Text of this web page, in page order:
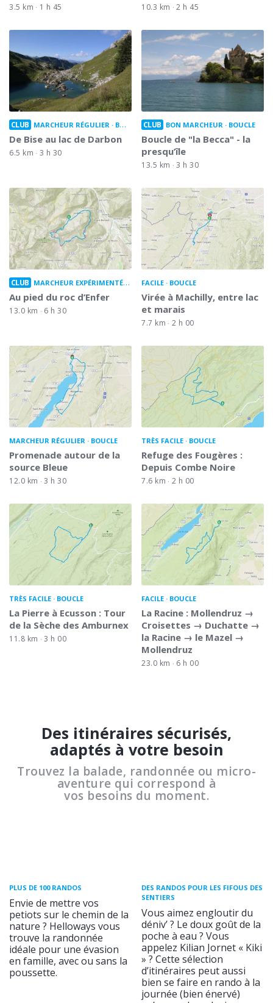
3.5 km 1 h 45 10.3 km 2 h 45
CLUB MARCHEUR RÉGULIER BOUCLE
De Bise au lac de Darbon
6.5 km 3 h 30
CLUB BON MARCHEUR BOUCLE
Boucle de "la Becca" - la
presqu’île
13.5 km 3 h 30
CLUB MARCHEUR EXPÉRIMENTÉ BOUCLE
Au pied du roc d’Enfer
13.0 km 6 h 30
FACILE BOUCLE
Virée à Machilly, entre lac
et marais
7.7 km 2 h 00
MARCHEUR RÉGULIER BOUCLE
Promenade autour de la
source Bleue
12.0 km 3 h 30
TRÈS FACILE BOUCLE
Refuge des Fougères :
Depuis Combe Noire
7.6 km 2 h 00
TRÈS FACILE BOUCLE
La Pierre à Ecusson : Tour
de la Sèche des Amburnex
11.8 km 3 h 00
FACILE BOUCLE
La Racine : Mollendruz →
Croisettes → Duchatte →
la Racine → le Mazel →
Mollendruz
23.0 km 6 h 00
Des itinéraires sécurisés,
adaptés à votre besoin
Trouvez la balade, randonnée ou micro-
aventure qui correspond à
vos besoins du moment.
PLUS DE 100 RANDOS
Envie de mettre vos
petiots sur le chemin de la
nature ? Helloways vous
trouve la randonnée
idéale pour une évasion
en famille, avec ou sans la
poussette.
DES RANDOS POUR LES FIFOUS DES
SENTIERS
Vous aimez engloutir du
déniv’ ? Le doux goût de la
poche à eau ? Vous
appelez Kilian Jornet « Kiki
» ? Cette sélection
d’itinéraires peut aussi
bien se faire en rando à la
journée (bien énervé)